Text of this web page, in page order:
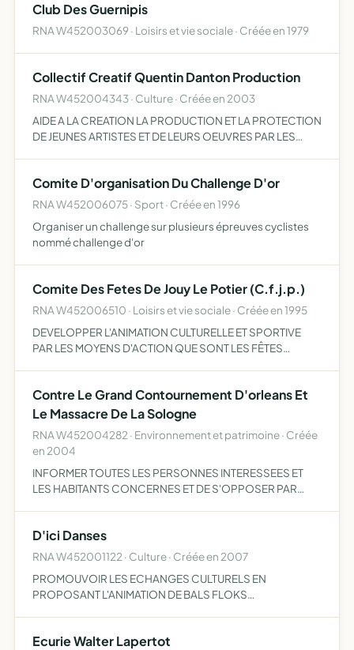
Club Des Guernipis
RNA W452003069 · Loisirs et vie sociale · Créée en 1979
Collectif Creatif Quentin Danton Production
RNA W452004343 · Culture · Créée en 2003
AIDE A LA CREATION LA PRODUCTION ET LA PROTECTION
DE JEUNES ARTISTES ET DE LEURS OEUVRES PAR LES
PUBLICATION CONCERT ETC.
Comite D'organisation Du Challenge D'or
RNA W452006075 · Sport · Créée en 1996
Organiser un challenge sur plusieurs épreuves cyclistes
nommé challenge d'or
Comite Des Fetes De Jouy Le Potier (C.f.j.p.)
RNA W452006510 · Loisirs et vie sociale · Créée en 1995
DEVELOPPER L'ANIMATION CULTURELLE ET SPORTIVE
PAR LES MOYENS D'ACTION QUE SONT LES FÊTES
Contre Le Grand Contournement D'orleans Et
Le Massacre De La Sologne
RNA W452004282 · Environnement et patrimoine · Créée
en 2004
INFORMER TOUTES LES PERSONNES INTERESSEES ET
LES HABITANTS CONCERNES ET DE S'OPPOSER PAR
GENERALEMENT TOUS EQUIPEMENTS CONCERNES PAR
LE GRAND C…
D'ici Danses
RNA W452001122 · Culture · Créée en 2007
PROMOUVOIR LES ECHANGES CULTURELS EN
PROPOSANT L'ANIMATION DE BALS FLOKS
FRANCE EUROPE DE L'EST BALKANS ETC...) LA
Ecurie Walter Lapertot